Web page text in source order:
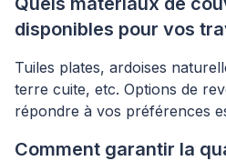
disponibles pour vos
Tuiles plates, ardoises
terre cuite, etc. Options de
répondre à vos préférences
Comment garantir la